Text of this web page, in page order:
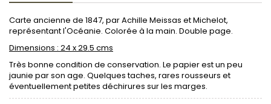
Carte ancienne de 1847, par Achille Meissas et Michelot,
représentant l'Océanie. Colorée à la main. Double page.
Dimensions : 24 x 29.5 cms
Très bonne condition de conservation. Le papier est un peu
jaunie par son age. Quelques taches, rares rousseurs et
éventuellement petites déchirures sur les marges.